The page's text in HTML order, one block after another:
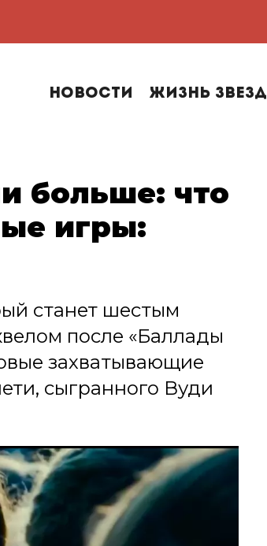
Новости Жизнь звезд
больше: что
игры:
станет шестым
после «Баллады
захватывающие
сыгранного Вуди